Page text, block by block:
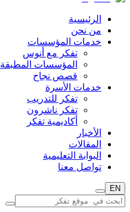
الرئيسية
من نحن
خدمات المؤسسات
تفكر مع أنوس
المؤسسات المطبقة
قصص نجاح
خدمات الأسرة
تفكر للتدريب
تفكر ناشرون
أكاديمية تفكر
الأخبار
المقالات
البوابة التعليمية
تواصل معنا
EN